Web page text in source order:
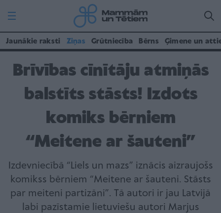
Jaunākie raksti Ziņas Grūtniecība Bērns Ģimene un
Brīvības cīnītāju atmiņās
balstīts stāsts! Izdots
komiks bērniem
“Meitene ar šauteni”
Izdevniecībā “Liels un mazs” iznācis aizraujošs
komikss bērniem “Meitene ar šauteni. Stāsts
par meiteni partizāni”. Tā autori ir jau Latvijā
labi pazīstamie lietuviešu autori Marjus